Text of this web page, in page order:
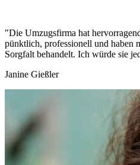
"Die Umzugsfirma hat
pünktlich, professionell und haben
Sorgfalt behandelt. Ich würde sie
Janine Gießler